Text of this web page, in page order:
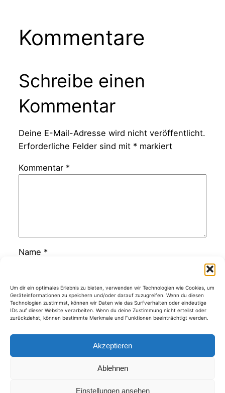
Um dir ein optimales Erlebnis zu bieten, verwenden wir Technologien wie Cookies, um
Geräteinformationen zu speichern und/oder darauf zuzugreifen. Wenn du diesen
Technologien zustimmst, können wir Daten wie das Surfverhalten oder eindeutige
IDs auf dieser Website verarbeiten. Wenn du deine Zustimmung nicht erteilst oder
zurückziehst, können bestimmte Merkmale und Funktionen beeinträchtigt werden.
Akzeptieren
Ablehnen
Einstellungen ansehen
Kommentare
Schreibe einen
Kommentar
Deine E-Mail-Adresse wird nicht veröffentlicht.
Erforderliche Felder sind mit *markiert
Kommentar *
Name *
E-Mail-Adresse*
Website